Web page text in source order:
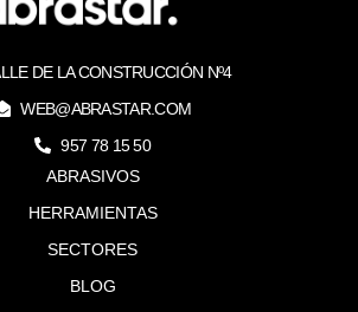
ABRASIVOS
HERRAMIENTAS
SECTORES
BLOG
DE LA CONSTRUCCIÓN Nº4
WEB@ABRASTAR.COM
957 78 15 50